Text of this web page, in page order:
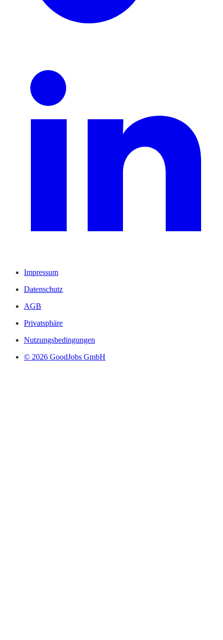
Impressum
Datenschutz
AGB
Privatsphäre
Nutzungsbedingungen
© 2026 GoodJobs GmbH